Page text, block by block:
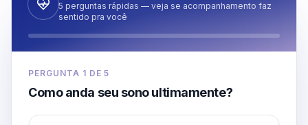
5 perguntas rápidas — veja se acompanhamento faz
sentido pra você
PERGUNTA 1 DE5
Como anda seu sono ultimamente?